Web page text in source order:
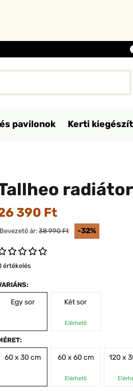
pavilonok Kerti
390 Ft
Bevezető ár: 38 990 Ft -32%
értékelés
Egy sor Két sor
Elérhető
60 x 30 cm 60 x 60 cm
Elérhető
120 x